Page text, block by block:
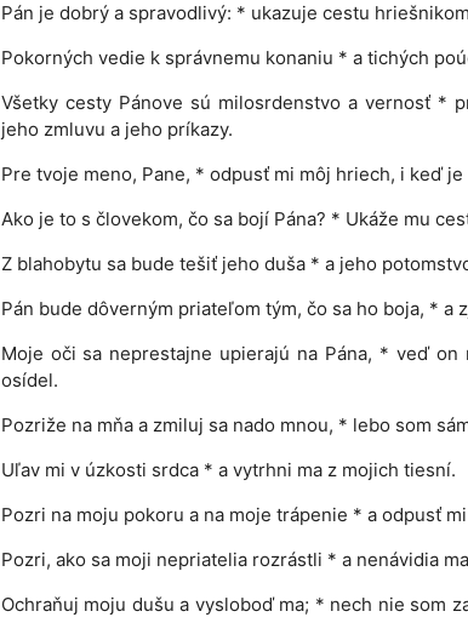
Pán je dobrý a spravodlivý: * ukazuje cestu
Pokorných vedie k správnemu konaniu * a tichých
Všetky cesty Pánove sú milosrdenstvo a vernosť *
jeho zmluvu a jeho príkazy.
Pre tvoje meno, Pane, * odpusť mi môj hriech, i keď je
Ako je to s človekom, čo sa bojí Pána? * Ukáže mu
Z blahobytu sa bude tešiť jeho duša * a jeho
Pán bude dôverným priateľom tým, čo sa ho boja, * a
Moje oči sa neprestajne upierajú na Pána, * veď on
osídel.
Pozriže na mňa a zmiluj sa nado mnou, * lebo som
Uľav mi v úzkosti srdca * a vytrhni ma z mojich tiesní.
Pozri na moju pokoru a na moje trápenie * a odpusť
Pozri, ako sa moji nepriatelia rozrástli * a nenávidia
Ochraňuj moju dušu a vysloboď ma; * nech nie som